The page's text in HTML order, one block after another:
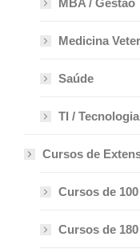
MBA / Gestão
Medicina
Saúde
TI / Tecnologia
Cursos de
Cursos de
Cursos de